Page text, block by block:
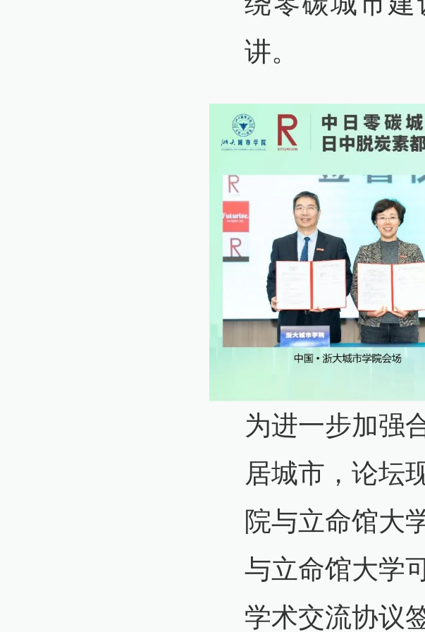
讲。
为进一步加强
居城市，论坛
院与立命馆大
与立命馆大学
学术交流协议